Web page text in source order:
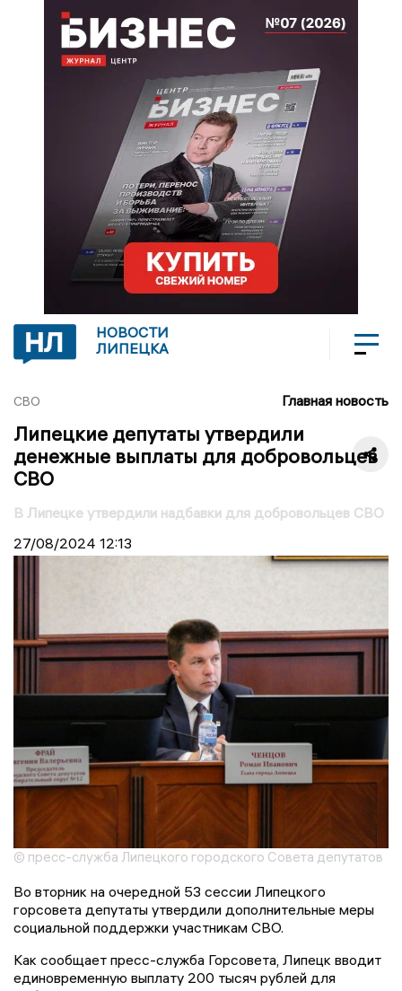
НОВОСТИ
ЛИПЕЦКА
СВО Главная новость
Липецкие депутаты утвердили
денежные выплаты для добровольцев
СВО
В Липецке утвердили надбавки для добровольцев СВО
27/08/2024 12:13
© пресс-служба Липецкого городского Совета депутатов
Во вторник на очередной 53 сессии Липецкого
горсовета депутаты утвердили дополнительные меры
социальной поддержки участникам СВО.
Как сообщает пресс-служба Горсовета, Липецк вводит
единовременную выплату 200 тысяч рублей для